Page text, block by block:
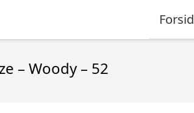
– Woody – 52